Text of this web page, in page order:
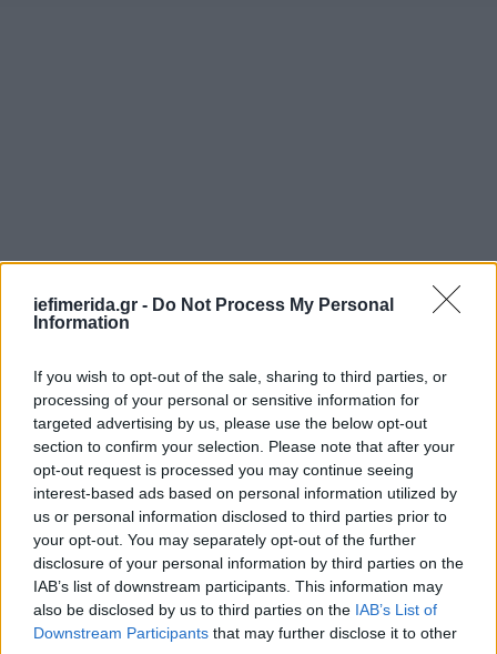
iefimerida.gr - Do Not Process My Personal
Information
If you wish to opt-out of the sale, sharing to third parties, or
processing of your personal or sensitive information for
targeted advertising by us, please use the below opt-out
section to confirm your selection. Please note that after your
opt-out request is processed you may continue seeing
interest-based ads based on personal information utilized by
us or personal information disclosed to third parties prior to
your opt-out. You may separately opt-out of the further
disclosure of your personal information by third parties on the
IAB’s list of downstream participants. This information may
also be disclosed by us to third parties on the IAB’s List of
Downstream Participants that may further disclose it to other
Ειδικότερα, ο 49χρονος εντοπίστηκε κατά τη